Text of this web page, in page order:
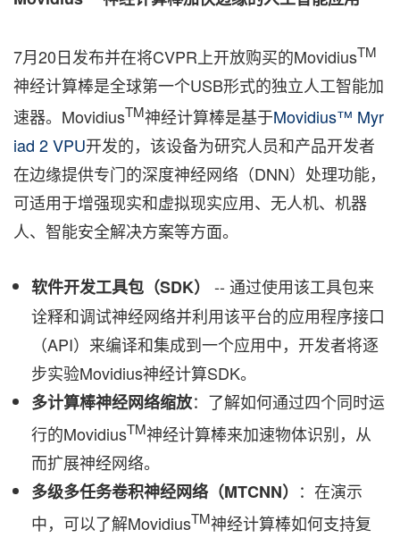
7月20日发布并在将CVPR上开放购买的MovidiusTM
神经计算棒是全球第一个USB形式的独立人工智能加
速器。MovidiusTM神经计算棒是基于Movidius™ Myr
iad 2 VPU开发的，该设备为研究人员和产品开发者
在边缘提供专门的深度神经网络（DNN）处理功能，
可适用于增强现实和虚拟现实应用、无人机、机器
人、智能安全解决方案等方面。
软件开发工具包（SDK） -- 通过使用该工具包来
诠释和调试神经网络并利用该平台的应用程序接口
（API）来编译和集成到一个应用中，开发者将逐
步实验Movidius神经计算SDK。
多计算棒神经网络缩放：了解如何通过四个同时运
行的MovidiusTM神经计算棒来加速物体识别，从
而扩展神经网络。
多级多任务卷积神经网络（MTCNN） ：在演示
中，可以了解MovidiusTM神经计算棒如何支持复